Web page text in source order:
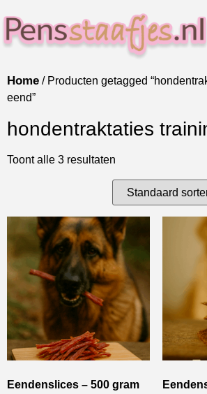
Home / Producten getagged
eend”
hondentraktaties
Toont alle 3 resultaten
Eendenslices – 500 gram